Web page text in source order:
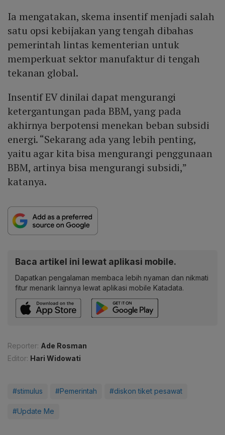
Ia mengatakan, skema insentif menjadi salah
satu opsi kebijakan yang tengah dibahas
pemerintah lintas kementerian untuk
memperkuat sektor manufaktur di tengah
tekanan global.
Insentif EV dinilai dapat mengurangi
ketergantungan pada BBM, yang pada
akhirnya berpotensi menekan beban subsidi
energi. “Sekarang ada yang lebih penting,
yaitu agar kita bisa mengurangi penggunaan
BBM, artinya bisa mengurangi subsidi,”
katanya.
Baca artikel ini lewat aplikasi mobile.
Dapatkan pengalaman membaca lebih nyaman dan nikmati
fitur menarik lainnya lewat aplikasi mobile Katadata.
Reporter: Ade Rosman
Editor: Hari Widowati
#stimulus #Pemerintah #diskon tiket pesawat
#Update Me